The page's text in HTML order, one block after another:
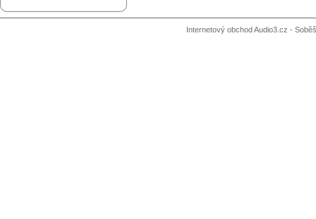
Internetový obchod Audio3.cz -